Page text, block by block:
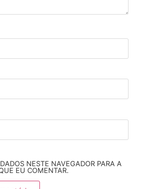
NESTE NAVEGADOR PARA A
EU COMENTAR.